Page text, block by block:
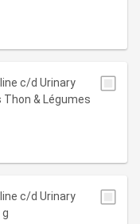
c/d Urinary
& Légumes
c/d Urinary